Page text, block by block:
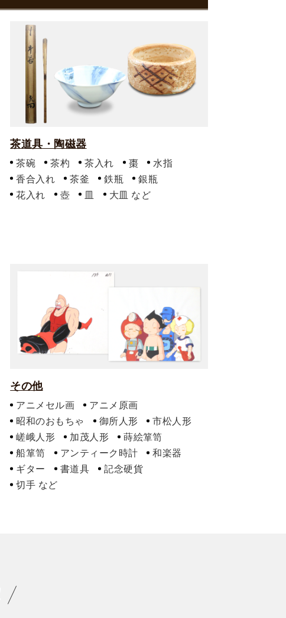
茶道具・陶磁器
茶碗 茶杓 茶入れ 棗
水指
香合入れ
茶釜 鉄瓶
銀瓶
花入れ
壺 皿 大皿
その他
アニメセル画
アニメ原画
昭和のおもちゃ
御所人形
市松人形
嵯峨人形
加茂人形
蒔絵箪笥
船箪笥
アンティーク時計
和楽器
ギター
書道具
記念硬貨
切手